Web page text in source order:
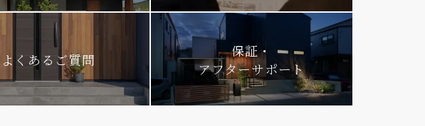
よくあるご質問
保証・
アフターサポート